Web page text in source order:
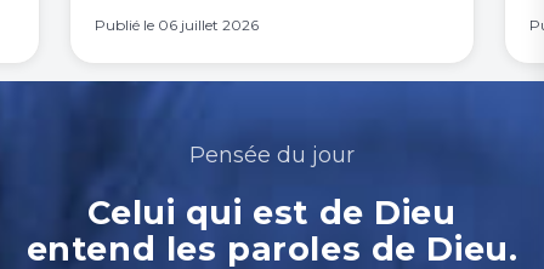
Publié le 06 juillet 2026
Pensée du jour
Celui qui est de Dieu
entend les paroles de Dieu.